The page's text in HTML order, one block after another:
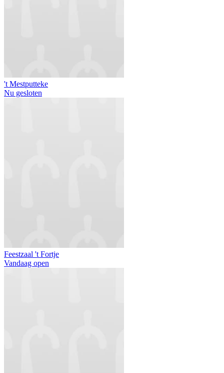
't Mestputteke
Nu gesloten
Feestzaal 't Fortje
Vandaag open